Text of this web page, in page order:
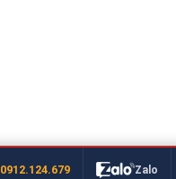
0912.124.679 Zalo